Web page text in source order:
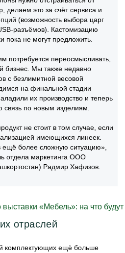
это за счёт сервиса и
(возможность выбора царг
разъёмов). Кастомизацию
пока не могут предложить.
потребуется переосмысливать,
бизнес. Мы также недавно
с безлимитной весовой
на финальной стадии
их производство и теперь
связь по новым изделиям.
не стоит в том случае, если
имеющихся линеек.
ещё более сложную ситуацию»,
отдела маркетинга ООО
Радмир Хафизов.
отраслей
комплектующих ещё больше